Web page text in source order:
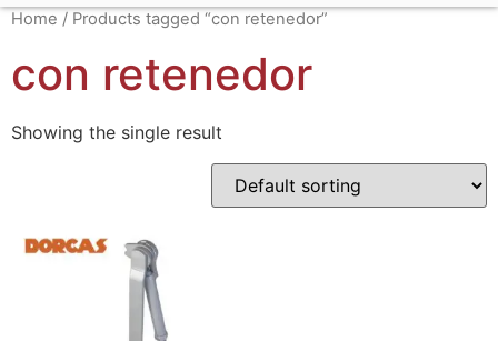
Home / Products tagged “con retenedor”
con retenedor
Showing the single result